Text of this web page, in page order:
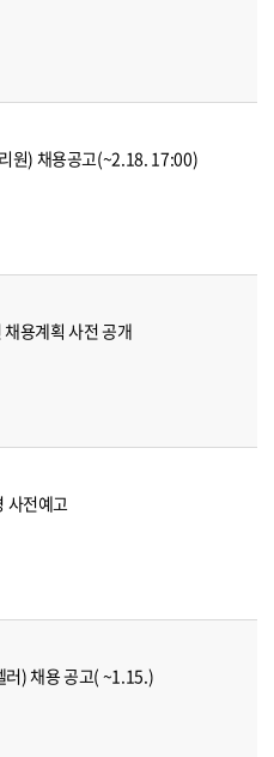
원) 채용공고(~2.18. 17:00)
용계획 사전 공개
사전예고
) 채용 공고( ~1.15.)